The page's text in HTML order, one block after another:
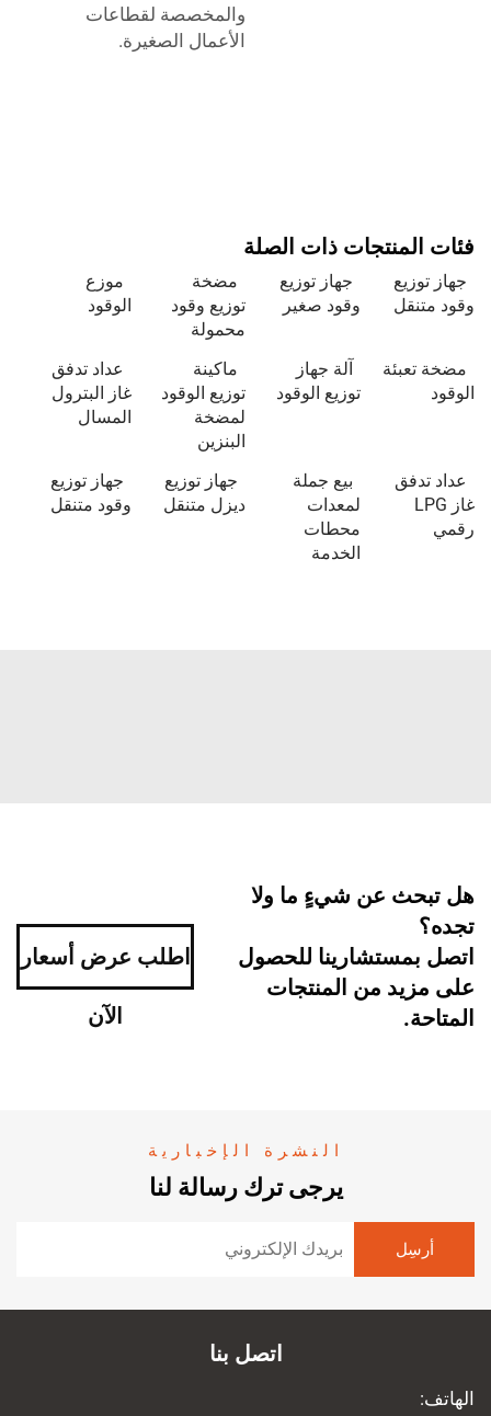
والمخصصة لقطاعات
الأعمال الصغيرة.
فئات المنتجات ذات الصلة
جهاز توزيع
وقود متنقل
جهاز توزيع
وقود صغير
مضخة
توزيع وقود
محمولة
موزع
الوقود
مضخة تعبئة
الوقود
آلة جهاز
توزيع الوقود
ماكينة
توزيع الوقود
لمضخة
البنزين
عداد تدفق
غاز البترول
المسال
عداد تدفق
غاز LPG
رقمي
بيع جملة
لمعدات
محطات
الخدمة
جهاز توزيع
ديزل متنقل
جهاز توزيع
وقود متنقل
هل تبحث عن شيءٍ ما ولا
تجده؟
اتصل بمستشارينا للحصول
على مزيد من المنتجات
المتاحة.
اطلب عرض أسعار
الآن
النشرة الإخبارية
يرجى ترك رسالة لنا
اتصل بنا
الهاتف: